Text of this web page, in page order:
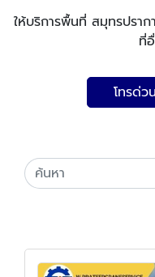
ให้บริการพื้นที่ สมุทรปราก
ที่
โทรด่